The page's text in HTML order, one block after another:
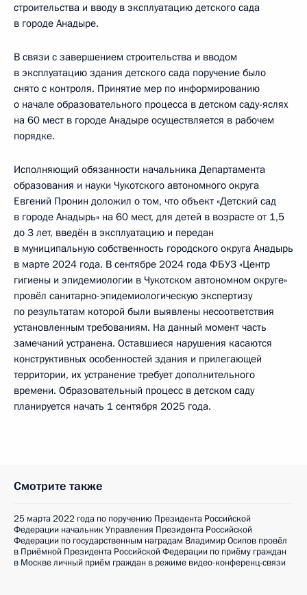
строительства и вводу в эксплуатацию детского сада
в городе Анадыре.
В связи с завершением строительства и вводом
в эксплуатацию здания детского сада поручение было
снято с контроля. Принятие мер по информированию
о начале образовательного процесса в детском саду-яслях
на 60 мест в городе Анадыре осуществляется в рабочем
порядке.
Исполняющий обязанности начальника Департамента
образования и науки Чукотского автономного округа
Евгений Пронин доложил о том, что объект «Детский сад
в городе Анадырь» на 60 мест, для детей в возрасте от 1,5
до 3 лет, введён в эксплуатацию и передан
в муниципальную собственность городского округа Анадырь
в марте 2024 года. В сентябре 2024 года ФБУЗ «Центр
гигиены и эпидемиологии в Чукотском автономном округе»
провёл санитарно-эпидемиологическую экспертизу
по результатам которой были выявлены несоответствия
установленным требованиям. На данный момент часть
замечаний устранена. Оставшиеся нарушения касаются
конструктивных особенностей здания и прилегающей
территории, их устранение требует дополнительного
времени. Образовательный процесс в детском саду
планируется начать 1 сентября 2025 года.
Смотрите также
25 марта 2022 года по поручению Президента Российской
Федерации начальник Управления Президента Российской
Федерации по государственным наградам Владимир Осипов провёл
в Приёмной Президента Российской Федерации по приёму граждан
в Москве личный приём граждан в режиме видео-конференц-связи